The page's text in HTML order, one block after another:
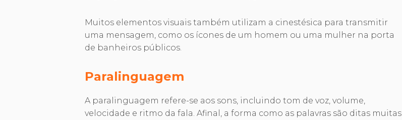
Muitos elementos visuais também utilizam a cinestésica para transmitir
uma mensagem, como os ícones de um homem ou uma mulher na porta
de banheiros públicos.
Paralinguagem
A paralinguagem refere-se aos sons, incluindo tom de voz, volume,
velocidade e ritmo da fala. Afinal, a forma como as palavras são ditas muitas